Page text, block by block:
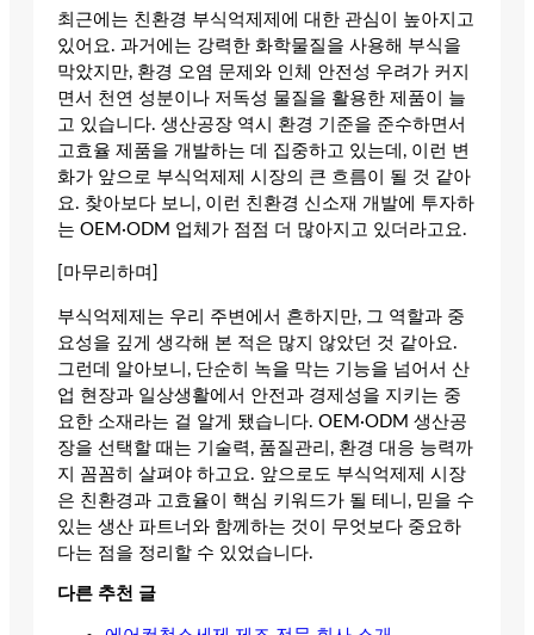
최근에는 친환경 부식억제제에 대한 관심이 높아지고
있어요. 과거에는 강력한 화학물질을 사용해 부식을
막았지만, 환경 오염 문제와 인체 안전성 우려가 커지
면서 천연 성분이나 저독성 물질을 활용한 제품이 늘
고 있습니다. 생산공장 역시 환경 기준을 준수하면서
고효율 제품을 개발하는 데 집중하고 있는데, 이런 변
화가 앞으로 부식억제제 시장의 큰 흐름이 될 것 같아
요. 찾아보다 보니, 이런 친환경 신소재 개발에 투자하
는 OEM·ODM 업체가 점점 더 많아지고 있더라고요.
[마무리하며]
부식억제제는 우리 주변에서 흔하지만, 그 역할과 중
요성을 깊게 생각해 본 적은 많지 않았던 것 같아요.
그런데 알아보니, 단순히 녹을 막는 기능을 넘어서 산
업 현장과 일상생활에서 안전과 경제성을 지키는 중
요한 소재라는 걸 알게 됐습니다. OEM·ODM 생산공
장을 선택할 때는 기술력, 품질관리, 환경 대응 능력까
지 꼼꼼히 살펴야 하고요. 앞으로도 부식억제제 시장
은 친환경과 고효율이 핵심 키워드가 될 테니, 믿을 수
있는 생산 파트너와 함께하는 것이 무엇보다 중요하
다는 점을 정리할 수 있었습니다.
다른 추천 글